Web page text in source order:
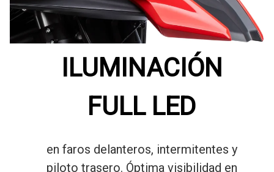
ILUMINACIÓN
FULL LED
en faros delanteros, intermitentes y
piloto trasero. Óptima visibilidad en